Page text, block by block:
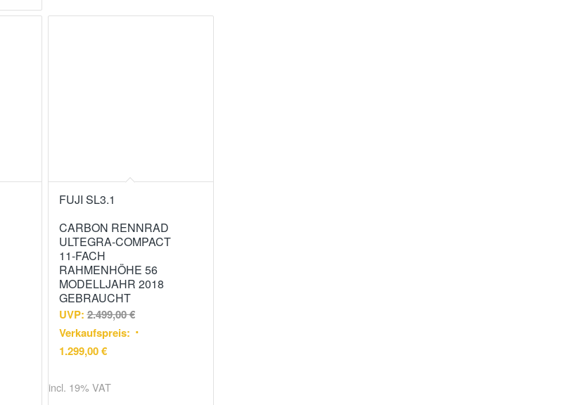
FUJI SL3.1
CARBON RENNRAD
ULTEGRA-COMPACT
11-FACH
RAHMENHÖHE 56
MODELLJAHR 2018
GEBRAUCHT
UVP: 2.499,00€
Verkaufspreis:
1.299,00€
incl. 19% VAT